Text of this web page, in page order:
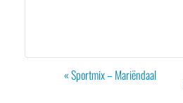
Evenement
Navigatie
«Sportmix – Mariëndaal